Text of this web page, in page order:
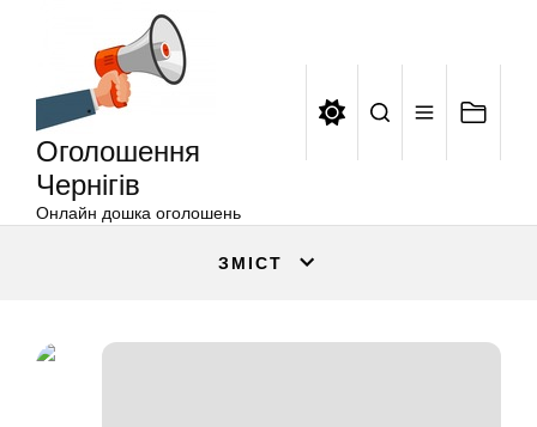
Оголошення
Чернігів
Онлайн дошка оголошень
ЗМІСТ